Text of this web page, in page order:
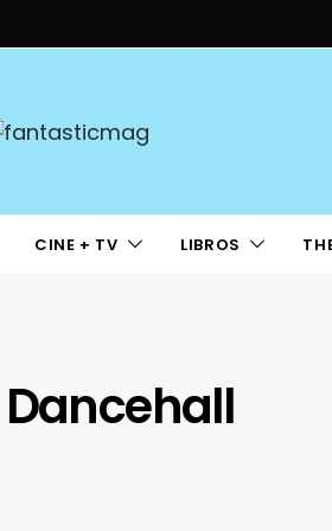
CINE + TV LIBROS